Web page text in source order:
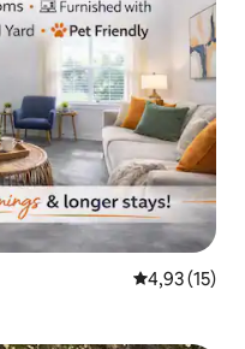
Évaluation
4,93 (15)